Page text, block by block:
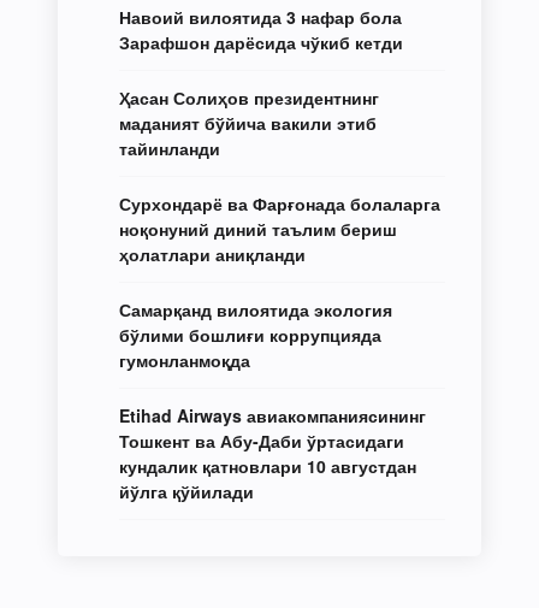
Навоий вилоятида 3 нафар бола
Зарафшон дарёсида чўкиб кетди
Ҳасан Солиҳов президентнинг
маданият бўйича вакили этиб
тайинланди
Сурхондарё ва Фарғонада болаларга
ноқонуний диний таълим бериш
ҳолатлари аниқланди
Самарқанд вилоятида экология
бўлими бошлиғи коррупцияда
гумонланмоқда
Etihad Airways авиакомпаниясининг
Тошкент ва Абу-Даби ўртасидаги
кундалик қатновлари 10 августдан
йўлга қўйилади